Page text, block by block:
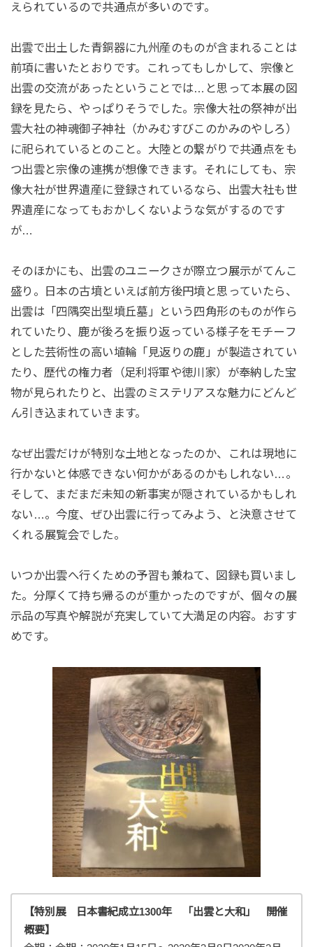
えられているので共通点が多いのです。
出雲で出土した青銅器に九州産のものが含まれることは
前項に書いたとおりです。これってもしかして、宗像と
出雲の交流があったということでは…と思って本展の図
録を見たら、やっぱりそうでした。宗像大社の祭神が出
雲大社の神魂御子神社（かみむすびこのかみのやしろ）
に祀られているとのこと。大陸との繋がりで共通点をも
つ出雲と宗像の連携が想像できます。それにしても、宗
像大社が世界遺産に登録されているなら、出雲大社も世
界遺産になってもおかしくないような気がするのです
が…
そのほかにも、出雲のユニークさが際立つ展示がてんこ
盛り。日本の古墳といえば前方後円墳と思っていたら、
出雲は「四隅突出型墳丘墓」という四角形のものが作ら
れていたり、鹿が後ろを振り返っている様子をモチーフ
とした芸術性の高い埴輪「見返りの鹿」が製造されてい
たり、歴代の権力者（足利将軍や徳川家）が奉納した宝
物が見られたりと、出雲のミステリアスな魅力にどんど
ん引き込まれていきます。
なぜ出雲だけが特別な土地となったのか、これは現地に
行かないと体感できない何かがあるのかもしれない…。
そして、まだまだ未知の新事実が隠されているかもしれ
ない…。今度、ぜひ出雲に行ってみよう、と決意させて
くれる展覧会でした。
いつか出雲へ行くための予習も兼ねて、図録も買いまし
た。分厚くて持ち帰るのが重かったのですが、個々の展
示品の写真や解説が充実していて大満足の内容。おすす
めです。
【特別展 日本書紀成立1300年 「出雲と大和」 開催
概要】